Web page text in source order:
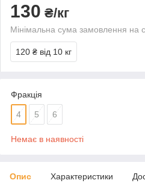
130 ₴/кг
Мінімальна сума замовлення на
120 ₴ від 10 кг
Фракція
4 5 6
Немає в наявності
Опис Характеристики